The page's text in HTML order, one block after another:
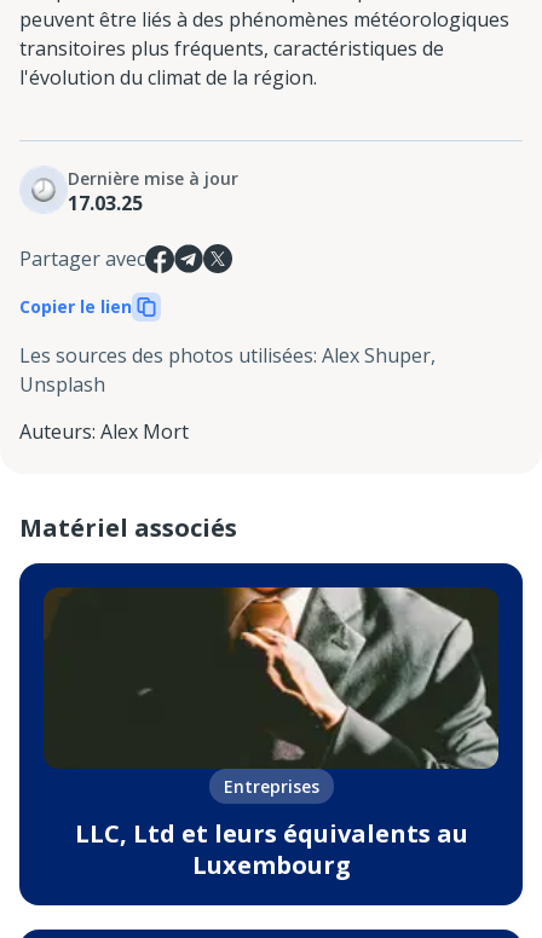
peuvent être liés à des phénomènes météorologiques
transitoires plus fréquents, caractéristiques de
l'évolution du climat de la région.
Dernière mise à jour
17.03.25
Partager avec
Copier le lien
Les sources des photos utilisées: Alex Shuper,
Unsplash
Auteurs: Alex Mort
Matériel associés
Entreprises
LLC, Ltd et leurs équivalents au
Luxembourg